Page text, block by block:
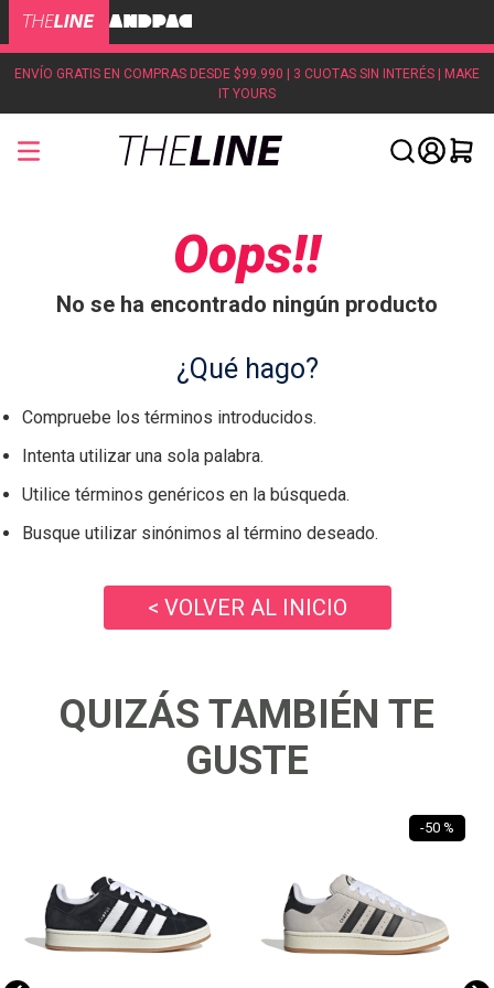
ENVÍO GRATIS EN COMPRAS DESDE $99.990 | 3 CUOTAS SIN INTERÉS | MAKE
IT YOURS
Oops!!
No se ha encontrado ningún producto
¿Qué hago?
Compruebe los términos introducidos.
Intenta utilizar una sola palabra.
Utilice términos genéricos en la búsqueda.
Busque utilizar sinónimos al término deseado.
< VOLVER AL INICIO
QUIZÁS TAMBIÉN TE
GUSTE
-50 %